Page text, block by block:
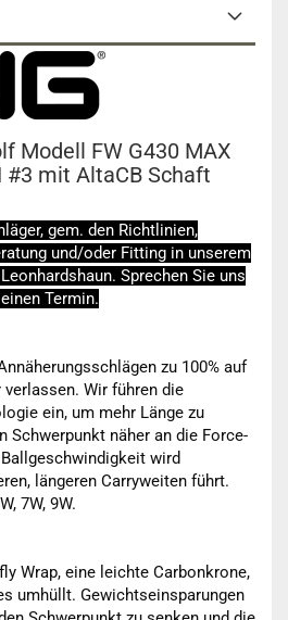
Modell FW G430 MAX
#3 mit AltaCB Schaft
gem. den Richtlinien,
und/oder Fitting in unserem
Sprechen Sie uns
Termin.
zu 100% auf
verlassen. Wir führen die
ein, um mehr Länge zu
Schwerpunkt näher an die Force-
wird
längeren Carryweiten führt.
7W, 9W.
Wrap, eine leichte Carbonkrone,
umhüllt. Gewichtseinsparungen